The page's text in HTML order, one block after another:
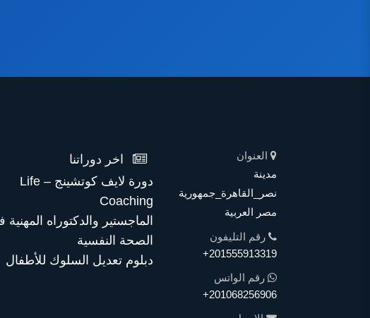
العنوان
مدينة
نصر_القاهرة_جمهورية
مصر العربية
رقم التليفون
+201555913319
رقم الواتس
+201068256906
اخر دوراتنا
دورة لايف كوتشينج – Life
Coaching
الماجستير والدكتوراه المهنية
الصحة النفسية
دبلوم تعديل السلوك للأطفال